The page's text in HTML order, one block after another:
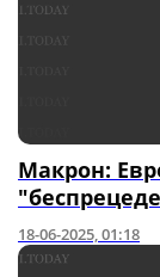
Макрон:
18-06-2025, 01:18